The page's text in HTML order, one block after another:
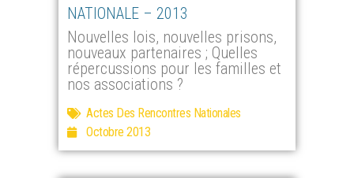
NATIONALE – 2013
Nouvelles lois, nouvelles prisons,
nouveaux partenaires ; Quelles
répercussions pour les familles et
nos associations ?
Actes Des Rencontres Nationales
Octobre 2013